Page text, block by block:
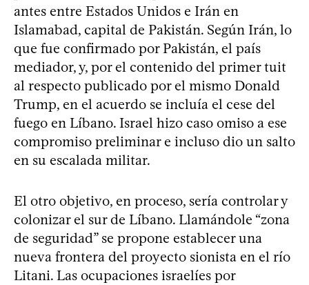
antes entre Estados Unidos e Irán en
Islamabad, capital de Pakistán. Según Irán, lo
que fue confirmado por Pakistán, el país
mediador, y, por el contenido del primer tuit
al respecto publicado por el mismo Donald
Trump, en el acuerdo se incluía el cese del
fuego en Líbano. Israel hizo caso omiso a ese
compromiso preliminar e incluso dio un salto
en su escalada militar.
El otro objetivo, en proceso, sería controlar y
colonizar el sur de Líbano. Llamándole “zona
de seguridad” se propone establecer una
nueva frontera del proyecto sionista en el río
Litani. Las ocupaciones israelíes por